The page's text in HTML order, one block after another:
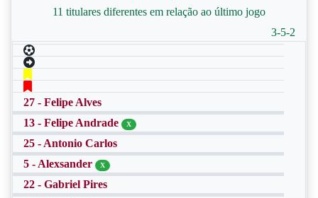
11 titulares diferentes em relação ao último jogo
3-5-2
27 - Felipe Alves
13 - Felipe Andrade
X
25 - Antonio Carlos
5 - Alexsander
X
22 - Gabriel Pires